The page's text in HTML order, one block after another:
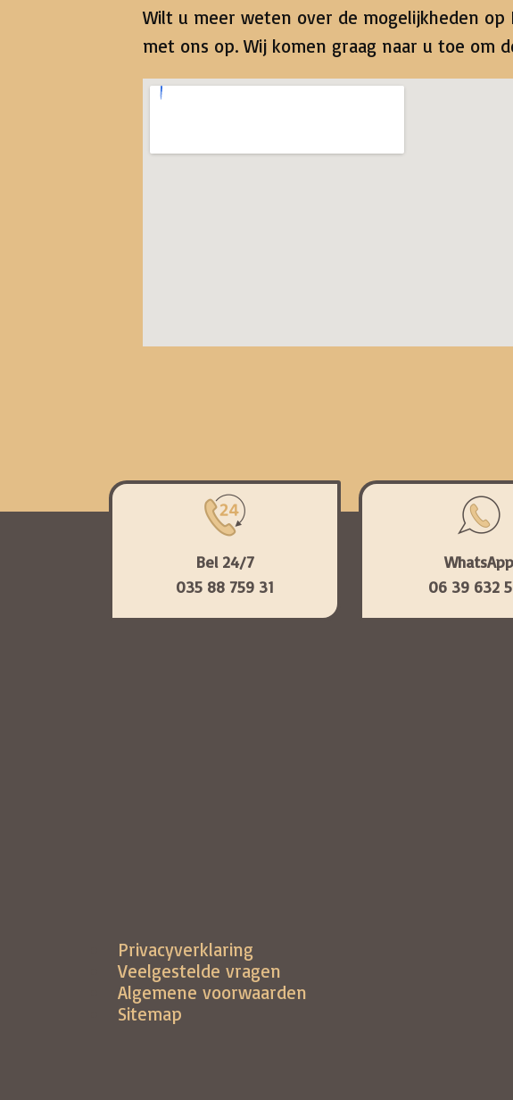
Wilt u meer weten over de mogelijkheden
met ons op. Wij komen graag naar u toe om
Bel 24/7
035 88 759 31
WhatsApp
06 39 632
Privacyverklaring
Veelgestelde vragen
Algemene voorwaarden
Sitemap